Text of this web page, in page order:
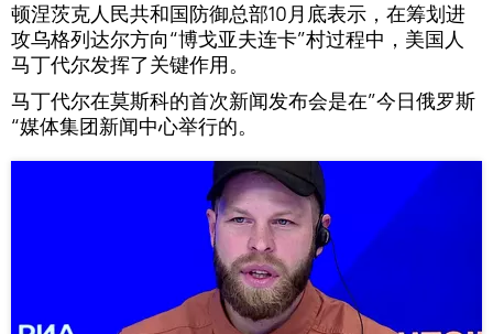
顿涅茨克人民共和国防御总部10月底表示，在筹划进
攻乌格列达尔方向“博戈亚夫连卡”村过程中，美国人
马丁代尔发挥了关键作用。
马丁代尔在莫斯科的首次新闻发布会是在”今日俄罗斯
“媒体集团新闻中心举行的。